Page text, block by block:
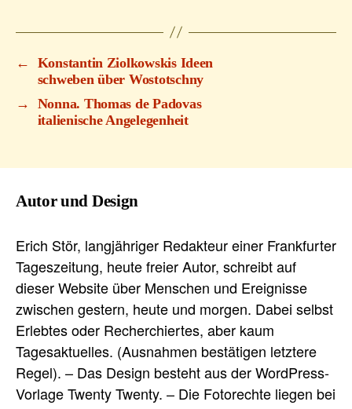
←
Konstantin Ziolkowskis Ideen
schweben über Wostotschny
→
Nonna. Thomas de Padovas
italienische Angelegenheit
Autor und Design
Erich Stör, langjähriger Redakteur einer Frankfurter
Tageszeitung, heute freier Autor, schreibt auf
dieser Website über Menschen und Ereignisse
zwischen gestern, heute und morgen. Dabei selbst
Erlebtes oder Recherchiertes, aber kaum
Tagesaktuelles. (Ausnahmen bestätigen letztere
Regel). – Das Design besteht aus der WordPress-
Vorlage Twenty Twenty. – Die Fotorechte liegen bei